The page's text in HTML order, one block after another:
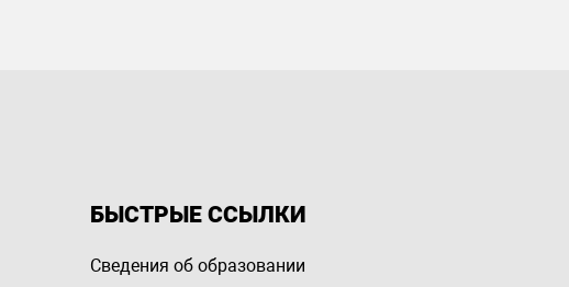
БЫСТРЫЕ ССЫЛКИ
Сведения об образовании